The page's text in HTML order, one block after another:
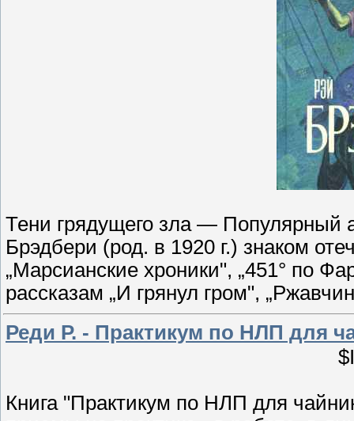
Тени грядущего зла — Популярный
Брэдбери (род. в 1920 г.) знаком
„Марсианские хроники", „451° по
рассказам „И грянул гром",
Реди Р. - Практикум по НЛП для
Книга "Практикум по НЛП для